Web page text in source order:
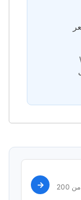
لا حاجة لبطاقة SIM فيزيائية. اشترِ eSIM محلياً لأكثر من 200
→